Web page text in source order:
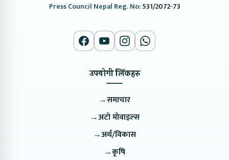
Press Council Nepal Reg. No:531/2072-73
उपयोगी लिंकहरु
→समाचार
→अटो मोवाइल्स
→अर्थ/विकास
→कृषि